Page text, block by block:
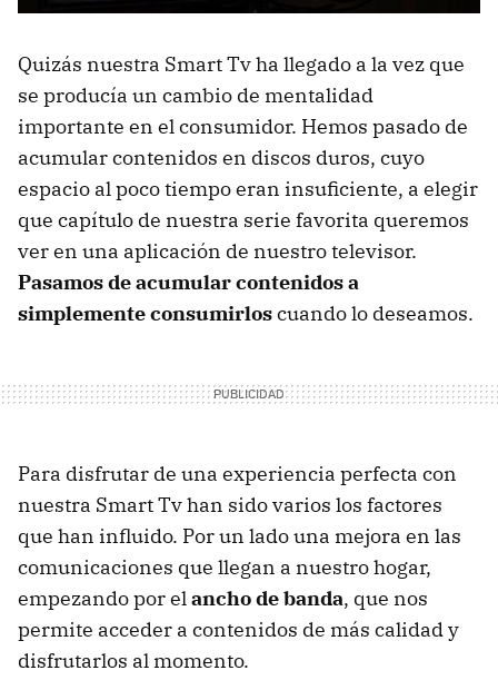
Quizás nuestra Smart Tv ha llegado a la vez que
se producía un cambio de mentalidad
importante en el consumidor. Hemos pasado de
acumular contenidos en discos duros, cuyo
espacio al poco tiempo eran insuficiente, a elegir
que capítulo de nuestra serie favorita queremos
ver en una aplicación de nuestro televisor.
Pasamos de acumular contenidos a
simplemente consumirloscuando lo deseamos.
Para disfrutar de una experiencia perfecta con
nuestra Smart Tv han sido varios los factores
que han influido. Por un lado una mejora en las
comunicaciones que llegan a nuestro hogar,
empezando por elancho de banda, que nos
permite acceder a contenidos de más calidad y
disfrutarlos al momento.